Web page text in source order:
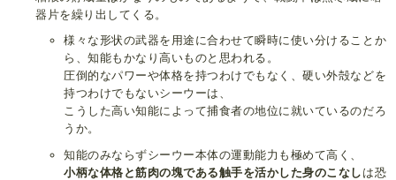
器片を繰り出してくる。
様々な形状の武器を用途に合わせて瞬時に使い分けることか
ら、知能もかなり高いものと思われる。
圧倒的なパワーや体格を持つわけでもなく、硬い外殻などを
持つわけでもないシーウーは、
こうした高い知能によって捕食者の地位に就いているのだろ
うか。
知能のみならずシーウー本体の運動能力も極めて高く、
小柄な体格と筋肉の塊である触手を活かした身のこなし は恐